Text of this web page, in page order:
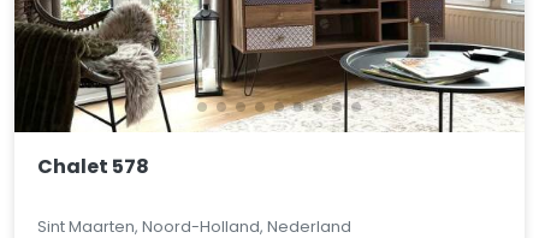
Chalet 578
Sint Maarten, Noord-Holland, Nederland